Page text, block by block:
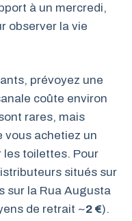
à un mercredi,
observer la vie
prévoyez une
coûte environ
rares, mais
vous achetiez un
les toilettes. Pour
situés sur
sur la Rua Augusta
de retrait ~2 €).